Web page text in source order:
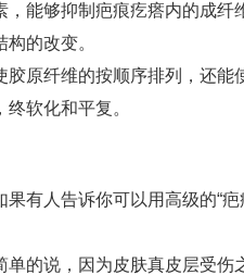
，能够抑制疤痕疙瘩内的成纤
构的改变。
胶原纤维的按顺序排列，还能
终软化和平复。
果有人告诉你可以用高级的“
单的说，因为皮肤真皮层受伤